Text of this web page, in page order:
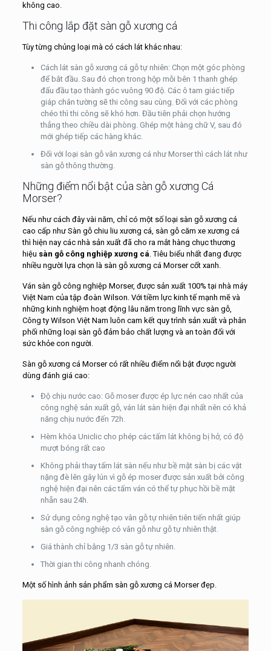
không cao.
Thi công lắp đặt sàn gỗ xương cá
Tùy từng chủng loại mà có cách lát khác nhau:
Cách lát sàn gỗ xương cá gỗ tự nhiên: Chọn một góc phòng
để bắt đầu. Sau đó chọn trong hộp mỗi bên 1 thanh ghép
đấu đầu tạo thành góc vuông 90 độ. Các ô tam giác tiếp
giáp chân tường sẽ thi công sau cùng. Đối với các phòng
chéo thì thi công sẽ khó hơn. Đầu tiên phải chọn hướng
thẳng theo chiều dài phòng. Ghép một hàng chữ V, sau đó
mới ghép tiếp các hàng khác.
Đối với loại sàn gỗ vân xương cá như Morser thì cách lát như
sàn gỗ thông thường.
Những điểm nổi bật của sàn gỗ xương Cá
Morser?
Nếu như cách đây vài năm, chỉ có một số loại sàn gỗ xương cá
cao cấp như Sàn gỗ chiu liu xương cá, sàn gỗ căm xe xương cá
thì hiện nay các nhà sản xuất đã cho ra mắt hàng chục thương
hiệu sàn gỗ công nghiệp xương cá. Tiêu biểu nhất đang được
nhiều người lựa chọn là sàn gỗ xương cá Morser cốt xanh.
Ván sàn gỗ công nghiệp Morser, được sản xuất 100% tại nhà máy
Việt Nam của tập đoàn Wilson. Với tiềm lực kinh tế mạnh mẽ và
những kinh nghiệm hoạt động lâu năm trong lĩnh vực sàn gỗ,
Công ty Wilson Việt Nam luôn cam kết quy trình sản xuất và phân
phối những loại sàn gỗ đảm bảo chất lượng và an toàn đối với
sức khỏe con người.
Sàn gỗ xương cá Morser có rất nhiều điểm nổi bật được người
dùng đánh giá cao:
Độ chịu nước cao: Gỗ moser được ép lực nén cao nhất của
công nghệ sản xuất gỗ, ván lát sàn hiện đại nhất nên có khả
năng chịu nước đến 72h.
Hèm khóa Uniclic cho phép các tấm lát không bị hở, có độ
mượt bóng rất cao
Không phải thay tấm lát sàn nếu như bề mặt sàn bị các vật
nặng đè lên gây lún vì gỗ ép moser được sản xuất bởi công
nghệ hiện đại nên các tấm ván có thể tự phục hồi bề mặt
nhẵn sau 24h.
Sử dụng công nghệ tạo vân gỗ tự nhiên tiên tiến nhất giúp
sàn gỗ công nghiệp có vân gỗ như gỗ tự nhiên thật.
Giá thành chỉ bằng 1/3 sàn gỗ tự nhiên.
Thời gian thi công nhanh chóng.
Một số hình ảnh sản phẩm sàn gỗ xương cá Morser đẹp.